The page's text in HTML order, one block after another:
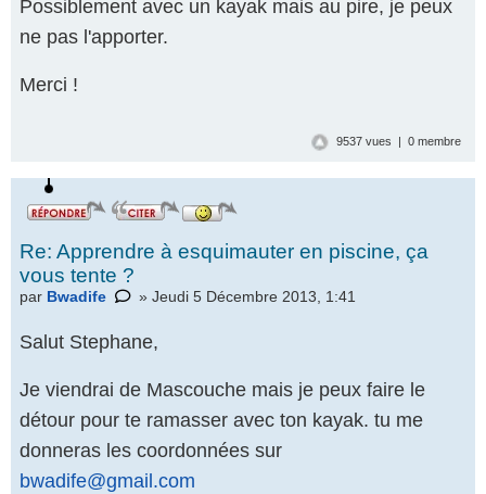
Possiblement avec un kayak mais au pire, je peux
ne pas l'apporter.
Merci !
9537 vues | 0 membre
Re: Apprendre à esquimauter en piscine, ça
vous tente ?
par Bwadife » Jeudi 5 Décembre 2013, 1:41
Salut Stephane,
Je viendrai de Mascouche mais je peux faire le
détour pour te ramasser avec ton kayak. tu me
donneras les coordonnées sur
bwadife@gmail.com